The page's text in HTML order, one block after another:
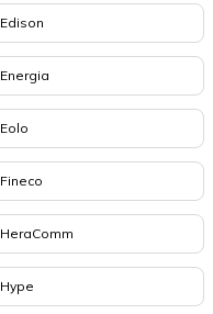
Edison
Energia
Eolo
Fineco
HeraComm
Hype